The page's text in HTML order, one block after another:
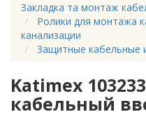
Закладка та монтаж
Ролики для монтажа
канализации
Защитные кабельные
Katimex
кабельный